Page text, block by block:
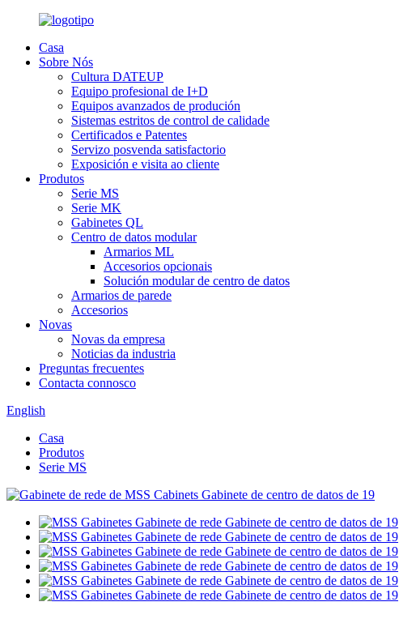
Casa
Sobre Nós
Cultura DATEUP
Equipo profesional de I+D
Equipos avanzados de produción
Sistemas estritos de control de calidade
Certificados e Patentes
Servizo posvenda satisfactorio
Exposición e visita ao cliente
Produtos
Serie MS
Serie MK
Gabinetes QL
Centro de datos modular
Armarios ML
Accesorios opcionais
Solución modular de centro de datos
Armarios de parede
Accesorios
Novas
Novas da empresa
Noticias da industria
Preguntas frecuentes
Contacta connosco
English
Casa
Produtos
Serie MS